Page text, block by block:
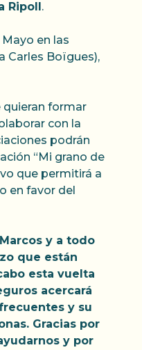
Ripoll .
en las
Carles Boïgues),
quieran formar
con la
podrán
“Mi grano de
que permitirá a
en favor del
y a todo
que están
esta vuelta
acercará
y su
Gracias por
y por